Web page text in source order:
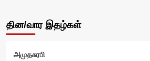
தின/வார இதழ்கள்
அமுதசுரபி